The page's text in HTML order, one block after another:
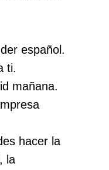
español.
ti.
mañana.
hacer la
, la